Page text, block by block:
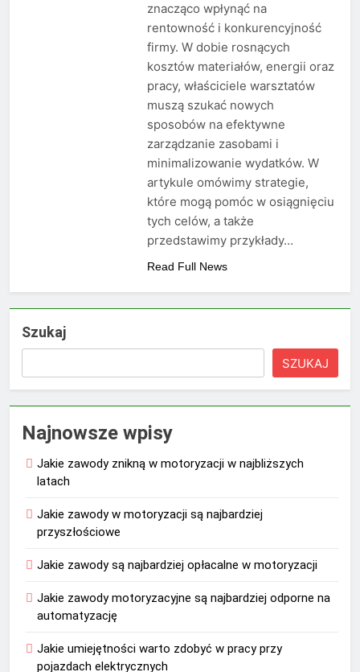
znacząco wpłynąć na
rentowność i konkurencyjność
firmy. W dobie rosnących
kosztów materiałów, energii oraz
pracy, właściciele warsztatów
muszą szukać nowych
sposobów na efektywne
zarządzanie zasobami i
minimalizowanie wydatków. W
artykule omówimy strategie,
które mogą pomóc w osiągnięciu
tych celów, a także
przedstawimy przykłady…
Read Full News
Szukaj
SZUKAJ
Najnowsze wpisy
Jakie zawody znikną w motoryzacji w najbliższych
latach
Jakie zawody w motoryzacji są najbardziej
przyszłościowe
Jakie zawody są najbardziej opłacalne w motoryzacji
Jakie zawody motoryzacyjne są najbardziej odporne na
automatyzację
Jakie umiejętności warto zdobyć w pracy przy
pojazdach elektrycznych